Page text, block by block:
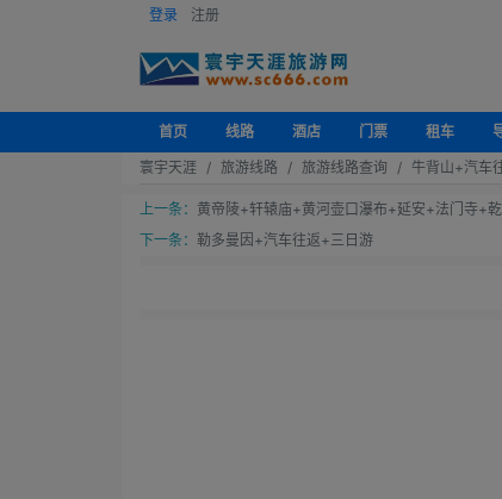
登录 注册
首页 线路 酒店 门票 租车
寰宇天涯
旅游线路 旅游线路查询 牛背山+汽车
上一条： 黄帝陵+轩辕庙+黄河壶口瀑布+延安+法门寺+
下一条： 勒多曼因+汽车往返+三日游